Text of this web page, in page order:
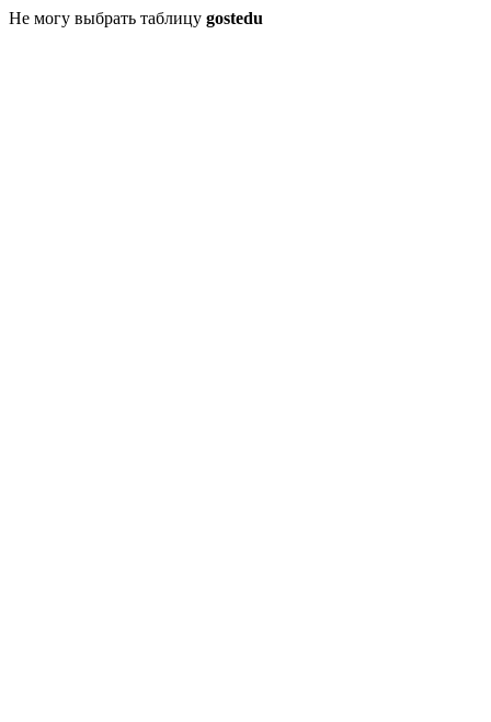
Не могу выбрать таблицу gostedu